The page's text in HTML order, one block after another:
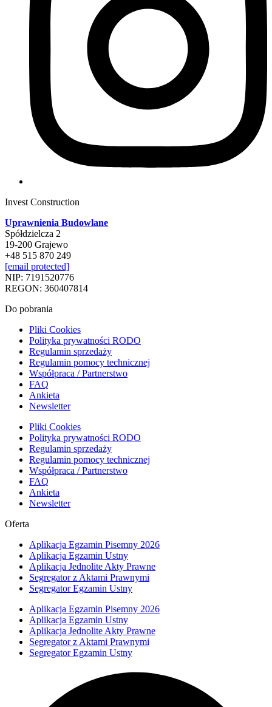
Invest Construction
Uprawnienia Budowlane
Spółdzielcza 2
19-200 Grajewo
+48 515 870 249
[email protected]
NIP: 7191520776
REGON: 360407814
Do pobrania
Pliki Cookies
Polityka prywatności RODO
Regulamin sprzedaży
Regulamin pomocy technicznej
Współpraca / Partnerstwo
FAQ
Ankieta
Newsletter
Pliki Cookies
Polityka prywatności RODO
Regulamin sprzedaży
Regulamin pomocy technicznej
Współpraca / Partnerstwo
FAQ
Ankieta
Newsletter
Oferta
Aplikacja Egzamin Pisemny 2026
Aplikacja Egzamin Ustny
Aplikacja Jednolite Akty Prawne
Segregator z Aktami Prawnymi
Segregator Egzamin Ustny
Aplikacja Egzamin Pisemny 2026
Aplikacja Egzamin Ustny
Aplikacja Jednolite Akty Prawne
Segregator z Aktami Prawnymi
Segregator Egzamin Ustny